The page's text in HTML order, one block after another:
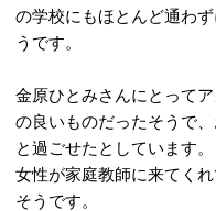
の学校にもほとんど通わ
うです。
金原ひとみさんにとって
の良いものだったそうで
と過ごせたとしています
女性が家庭教師に来てく
そうです。